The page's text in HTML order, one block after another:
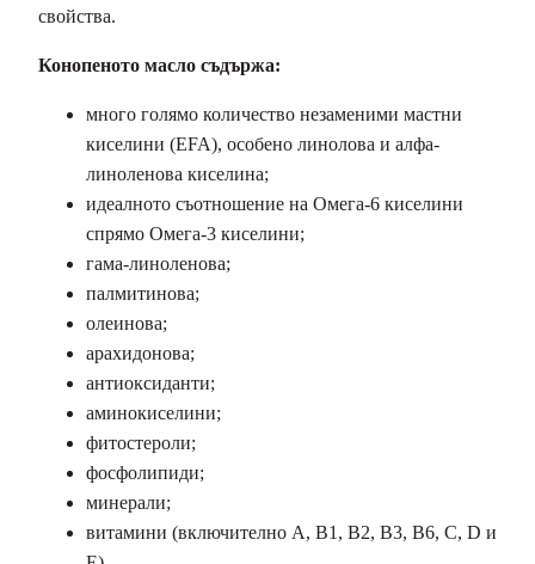
свойства.
Конопеното масло съдържа:
много голямо количество незаменими мастни
киселини (EFA), особено линолова и алфа-
линоленова киселина;
идеалното съотношение на Омега-6 киселини
спрямо Омега-3 киселини;
гама-линоленова;
палмитинова;
олеинова;
арахидонова;
антиоксиданти;
аминокиселини;
фитостероли;
фосфолипиди;
минерали;
витамини (включително A, B1, B2, B3, B6, C, D и